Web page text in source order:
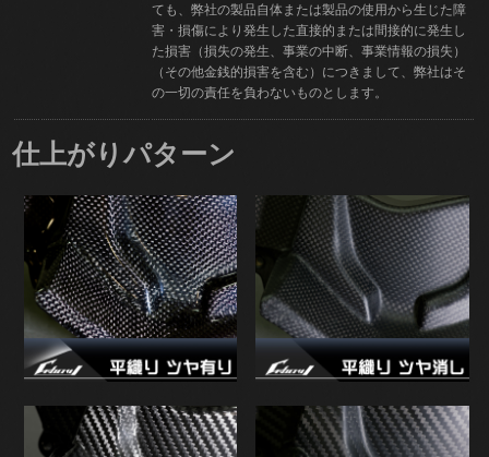
ても、弊社の製品自体または製品の使用から生じた障
害・損傷により発生した直接的または間接的に発生し
た損害（損失の発生、事業の中断、事業情報の損失）
（その他金銭的損害を含む）につきまして、弊社はそ
の一切の責任を負わないものとします。
仕上がりパターン